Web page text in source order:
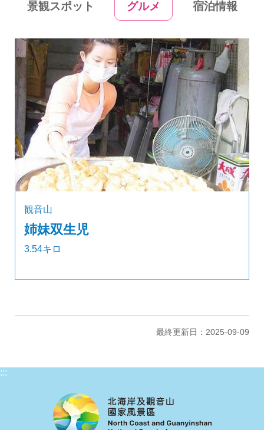
景観スポット グルメ 宿泊情報
観音山
姉妹双生児
3.54キロ
最終更新日：2025-09-09
:::